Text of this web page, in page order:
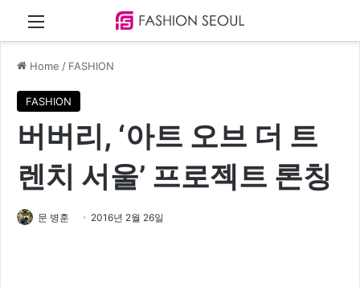
Home / FASHION
FASHION
버버리, ‘아트 오브 더 트
렌치 서울’ 프로젝트 론칭
문 병훈 2016년 2월 26일